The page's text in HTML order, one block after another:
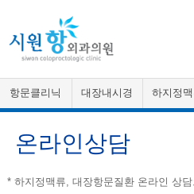
항문클리닉 대장내시경 하지정
온라인상담
* 하지정맥류, 대장항문질환 온라인 상